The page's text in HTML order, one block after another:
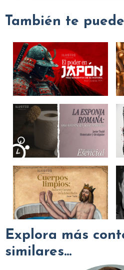
También te
Explora más
similares...